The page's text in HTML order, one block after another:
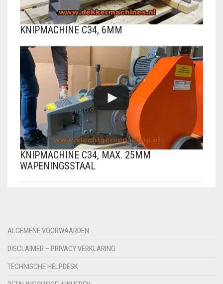
KNIPMACHINE C34, 6MM
KNIPMACHINE C34, MAX. 25MM
WAPENINGSSTAAL
ALGEMENE VOORWAARDEN
DISCLAIMER – PRIVACY VERKLARING
TECHNISCHE HELPDESK